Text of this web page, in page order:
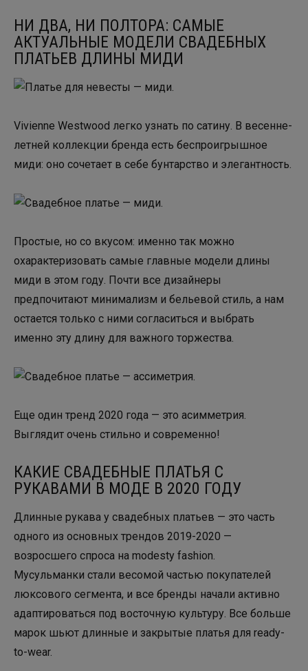
НИ ДВА, НИ ПОЛТОРА: САМЫЕ
АКТУАЛЬНЫЕ МОДЕЛИ СВАДЕБНЫХ
ПЛАТЬЕВ ДЛИНЫ МИДИ
Vivienne Westwood легко узнать по сатину. В весенне-
летней коллекции бренда есть беспроигрышное
миди: оно сочетает в себе бунтарство и элегантность.
Простые, но со вкусом: именно так можно
охарактеризовать самые главные модели длины
миди в этом году. Почти все дизайнеры
предпочитают минимализм и бельевой стиль, а нам
остается только с ними согласиться и выбрать
именно эту длину для важного торжества.
Еще один тренд 2020 года — это асимметрия.
Выглядит очень стильно и современно!
КАКИЕ СВАДЕБНЫЕ ПЛАТЬЯ С
РУКАВАМИ В МОДЕ В 2020 ГОДУ
Длинные рукава у свадебных платьев — это часть
одного из основных трендов 2019-2020 —
возросшего спроса на modesty fashion.
Мусульманки стали весомой частью покупателей
люксового сегмента, и все бренды начали активно
адаптироваться под восточную культуру. Все больше
марок шьют длинные и закрытые платья для ready-
to-wear.